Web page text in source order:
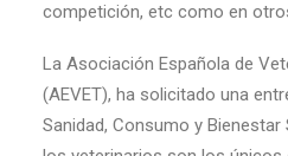
competición, etc como en
La Asociación Española de
(AEVET), ha solicitado una
Sanidad, Consumo y Bienestar